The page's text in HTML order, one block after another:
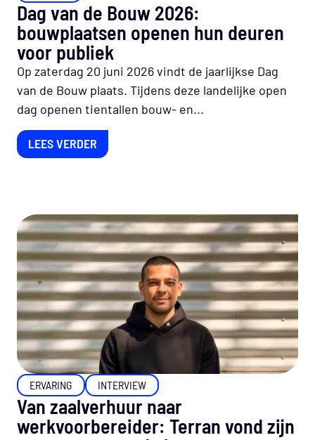
Dag van de Bouw 2026:
bouwplaatsen openen hun deuren
voor publiek
Op zaterdag 20 juni 2026 vindt de jaarlijkse Dag
van de Bouw plaats. Tijdens deze landelijke open
dag openen tientallen bouw- en...
LEES VERDER
ERVARING INTERVIEW
Van zaalverhuur naar
werkvoorbereider: Terran vond zijn